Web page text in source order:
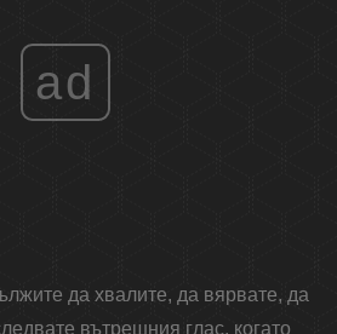
ad
да хвалите, да вярвате, да
вътрешния глас, когато